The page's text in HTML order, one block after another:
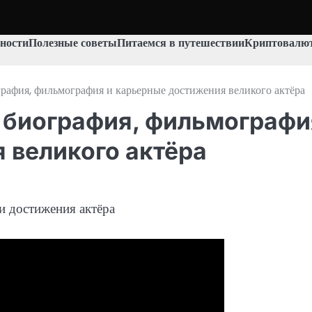
Полезные советыПитаемся в путешествии
фильмография и карьерные достижения великого актёра
актёра